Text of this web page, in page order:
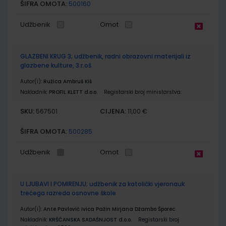
ŠIFRA OMOTA: 500160
Udžbenik Omot
GLAZBENI KRUG 3; udžbenik, radni obrazovni materijali iz
glazbene kulture, 3.r.oš
Autor(i): Ružica Ambruš Kiš
Nakladnik: PROFIL KLETT d.o.o. Registarski broj ministarstva:
SKU: 567501 CIJENA: 11,00 €
ŠIFRA OMOTA: 500285
Udžbenik Omot
U LJUBAVI I POMIRENJU; udžbenik za katolički vjeronauk
trećega razreda osnovne škole
Autor(i): Ante Pavlović Ivica Pažin Mirjana Džambo Šporec
Nakladnik: KRŠĆANSKA SADAŠNJOST d.o.o.
Registarski broj